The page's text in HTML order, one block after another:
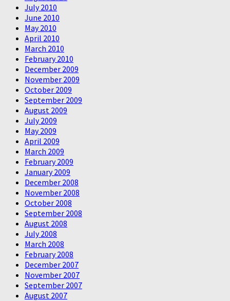
July 2010
June 2010
May 2010
April 2010
March 2010
February 2010
December 2009
November 2009
October 2009
September 2009
August 2009
July 2009
May 2009
April 2009
March 2009
February 2009
January 2009
December 2008
November 2008
October 2008
September 2008
August 2008
July 2008
March 2008
February 2008
December 2007
November 2007
September 2007
August 2007